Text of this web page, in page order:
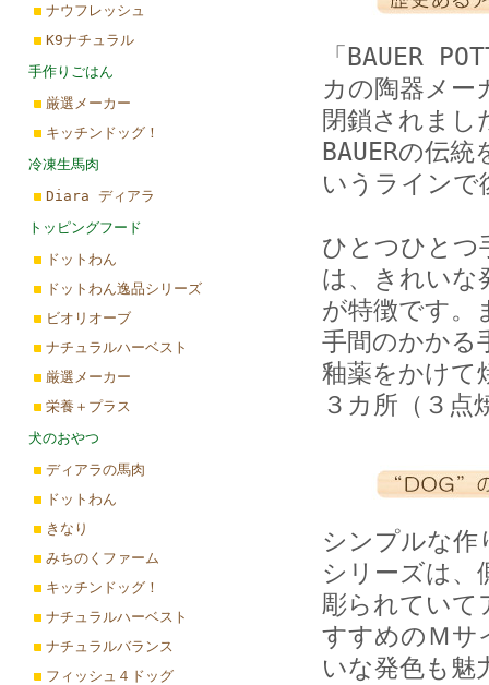
ナウフレッシュ
K9ナチュラル
手作りごはん
厳選メーカー
キッチンドッグ！
冷凍生馬肉
Diara ディアラ
トッピングフード
ドットわん
ドットわん逸品シリーズ
ビオリオーブ
ナチュラルハーベスト
厳選メーカー
栄養＋プラス
犬のおやつ
ディアラの馬肉
ドットわん
きなり
みちのくファーム
キッチンドッグ！
ナチュラルハーベスト
ナチュラルバランス
フィッシュ４ドッグ
「BAUER
カの陶器メー
閉鎖されま
BAUERの伝
いうラインで
ひとつひとつ
は、きれいな
が特徴です。
手間のかかる
釉薬をかけて
３カ所（３点
シンプルな作
シリーズは、
彫られていて
すすめのＭサ
いな発色も魅